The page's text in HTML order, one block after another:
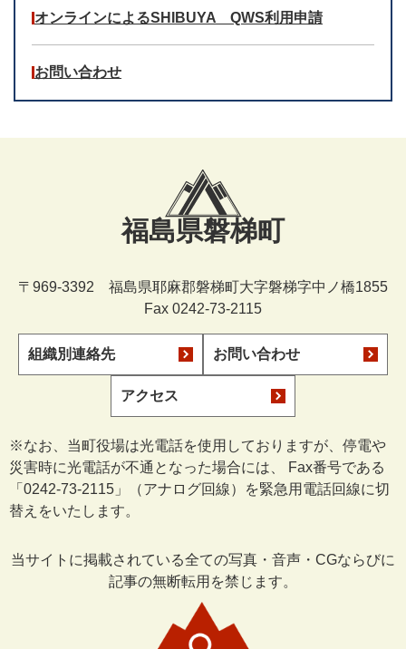
オンラインによるSHIBUYA QWS利用申請
お問い合わせ
福島県磐梯町
〒969-3392 福島県耶麻郡磐梯町大字磐梯字中ノ橋1855
Fax 0242-73-2115
組織別連絡先 お問い合わせ
アクセス
※なお、当町役場は光電話を使用しておりますが、停電や
災害時に光電話が不通となった場合には、 Fax番号である
「0242-73-2115」（アナログ回線）を緊急用電話回線に切
替えをいたします。
当サイトに掲載されている全ての写真・音声・CGならびに
記事の無断転用を禁じます。